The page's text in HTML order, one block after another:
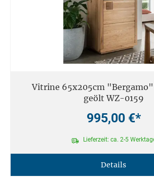
Vitrine 65x205cm "Bergamo"
geölt WZ-0159
995,00 €*
Lieferzeit: ca. 2-5
Details